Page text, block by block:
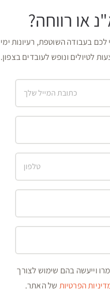
או רווחה?
בעבודה השוטפת, רעיונות ימי
לטיולים ונופש לעובדים בצפון.
וייעשה בהם שימוש לצורך
הפרטיות של האתר.